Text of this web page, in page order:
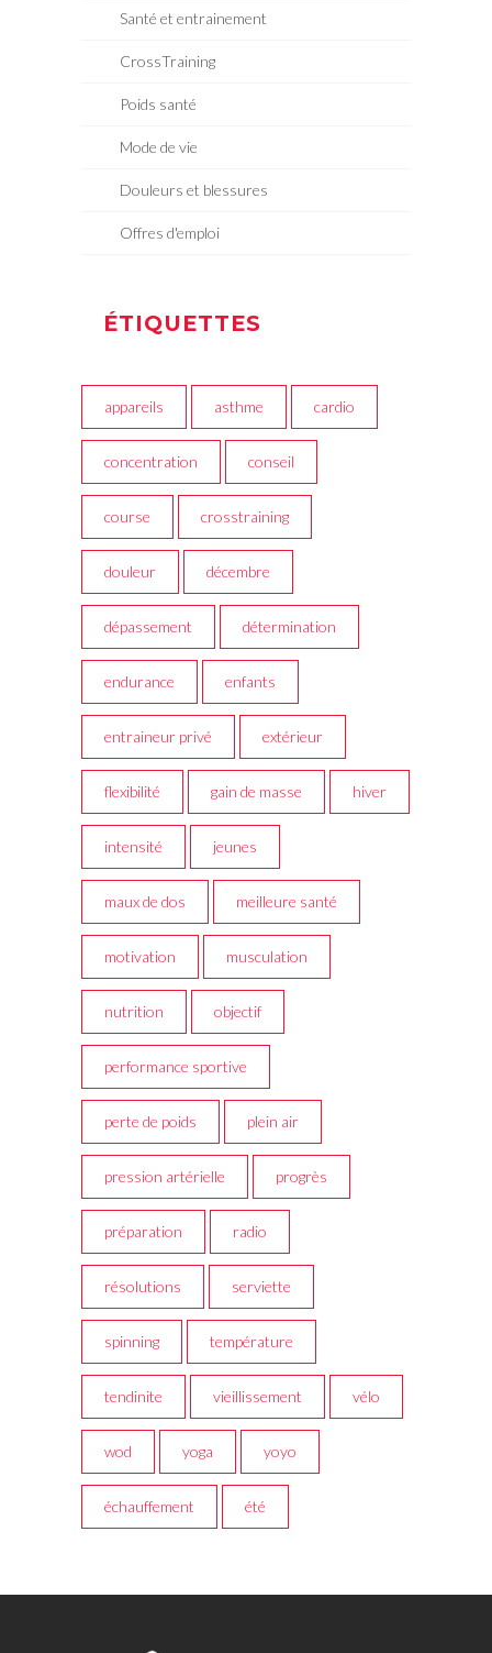
Santé et entrainement
CrossTraining
Poids santé
Mode de vie
Douleurs et blessures
Offres d'emploi
ÉTIQUETTES
appareils asthme cardio
concentration conseil
course crosstraining
douleur décembre
dépassement détermination
endurance enfants
entraineur privé extérieur
flexibilité gain de masse hiver
intensité jeunes
maux de dos meilleure santé
motivation musculation
nutrition objectif
performance sportive
perte de poids plein air
pression artérielle progrès
préparation radio
résolutions serviette
spinning température
tendinite vieillissement vélo
wod yoga yoyo
échauffement été